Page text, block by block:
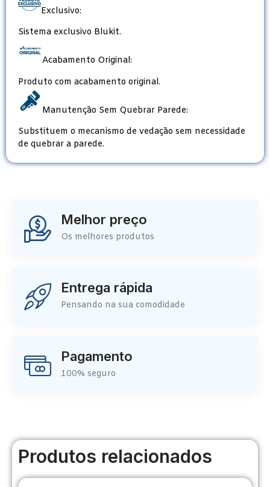
Exclusivo:
Sistema exclusivo Blukit.
Acabamento Original:
Produto com acabamento original.
Manutenção Sem Quebrar Parede:
Substituem o mecanismo de vedação sem necessidade
de quebrar a parede.
Melhor preço
Os melhores produtos
Entrega rápida
Pensando na sua comodidade
Pagamento
100% seguro
Produtos relacionados